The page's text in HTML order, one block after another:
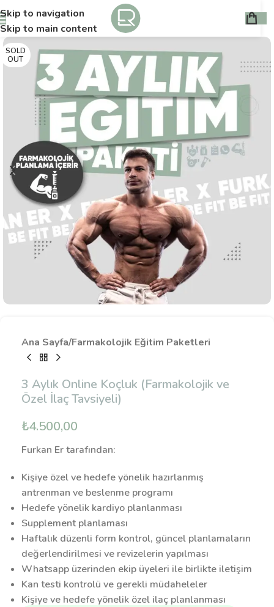
Skip to navigation
Skip to main content
SOLD
OUT
Ana Sayfa/Farmakolojik Eğitim Paketleri
3 Aylık Online Koçluk (Farmakolojik ve
Özel İlaç Tavsiyeli)
₺4.500,00
Furkan Er tarafından:
Kişiye özel ve hedefe yönelik hazırlanmış
antrenman ve beslenme programı
Hedefe yönelik kardiyo planlanması
Supplement planlaması
Haftalık düzenli form kontrol, güncel planlamaların
değerlendirilmesi ve revizelerin yapılması
Whatsapp üzerinden ekip üyeleri ile birlikte iletişim
Kan testi kontrolü ve gerekli müdaheleler
Kişiye ve hedefe yönelik özel ilaç planlanması